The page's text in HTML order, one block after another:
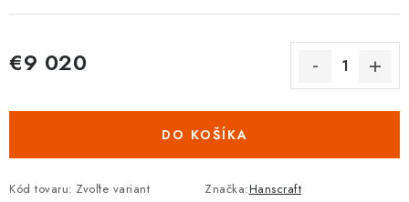
€9 020
DO KOŠÍKA
Kód tovaru: Zvoľte variant Značka:Hanscraft